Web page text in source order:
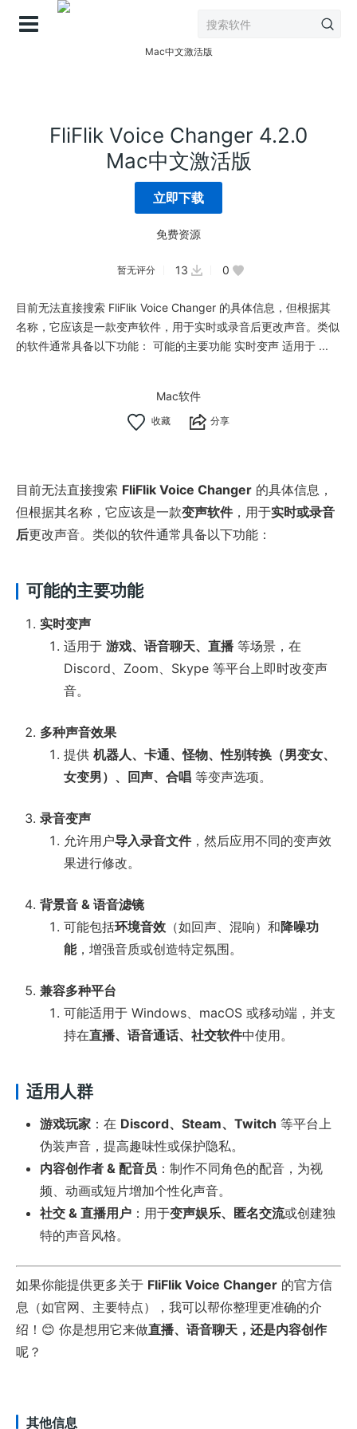
FliFlik Voice Changer 4.2.0
Mac中文激活版
立即下载
免费资源
暂无评分 13 0
目前无法直接搜索 FliFlik Voice Changer 的具体信息，但根据其
名称，它应该是一款变声软件，用于实时或录音后更改声音。类似
的软件通常具备以下功能： 可能的主要功能 实时变声 适用于 ...
Mac软件
分享
目前无法直接搜索 FliFlik Voice Changer 的具体信息，
但根据其名称，它应该是一款变声软件，用于实时或录音
后更改声音。类似的软件通常具备以下功能：
可能的主要功能
实时变声
适用于 游戏、语音聊天、直播 等场景，在
Discord、Zoom、Skype 等平台上即时改变声
音。
多种声音效果
提供 机器人、卡通、怪物、性别转换（男变女、
女变男）、回声、合唱 等变声选项。
录音变声
允许用户导入录音文件，然后应用不同的变声效
果进行修改。
背景音 & 语音滤镜
可能包括环境音效 （如回声、混响）和降噪功
能，增强音质或创造特定氛围。
兼容多种平台
可能适用于 Windows、macOS 或移动端，并支
持在直播、语音通话、社交软件中使用。
适用人群
游戏玩家 ：在 Discord、Steam、Twitch 等平台上
伪装声音，提高趣味性或保护隐私。
内容创作者 & 配音员 ：制作不同角色的配音，为视
频、动画或短片增加个性化声音。
社交 & 直播用户 ：用于变声娱乐、匿名交流或创建独
特的声音风格。
如果你能提供更多关于 FliFlik Voice Changer 的官方信
息（如官网、主要特点），我可以帮你整理更准确的介
绍！😊 你是想用它来做直播、语音聊天，还是内容创作
呢？
其他信息